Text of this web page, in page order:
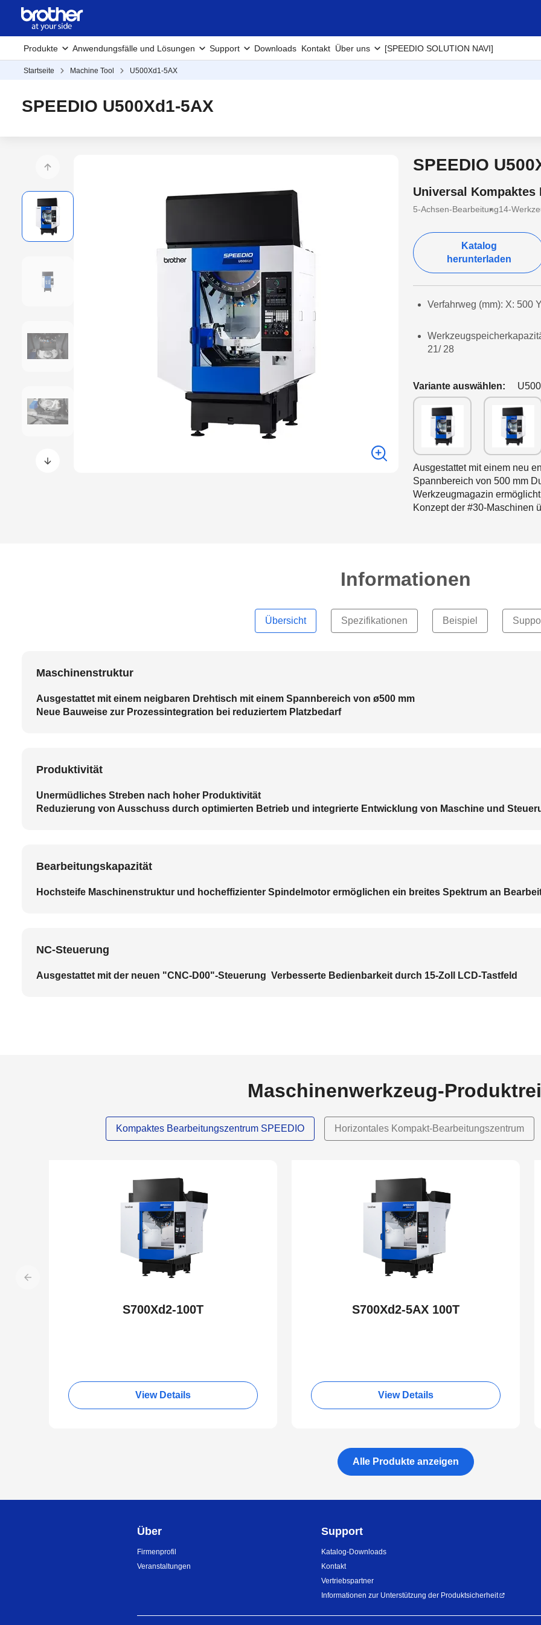
Produkte Anwendungsfälle und Lösungen Support Downloads Kontakt Über uns [SPEEDIO SOLUTION NAVI]
Startseite Machine Tool U500Xd1-5AX
SPEEDIO U500Xd1-5AX
SPEEDIO
Universal Kompaktes
5-Achsen-Bearbeitung14-
Katalog
herunterladen
Verfahrweg (mm): X: 500
21/ 28
Variante auswählen:
Ausgestattet mit einem neu
Spannbereich von 500 mm
Werkzeugmagazin
Konzept der #30-Maschinen
Informationen
Übersicht Spezifikationen Beispiel
Maschinenstruktur
Ausgestattet mit einem neigbaren Drehtisch mit einem Spannbereich von ø500 mm
Neue Bauweise zur Prozessintegration bei reduziertem Platzbedarf
Produktivität
Unermüdliches Streben nach hoher Produktivität
Reduzierung von Ausschuss durch optimierten Betrieb und integrierte Entwicklung von Maschine und
Bearbeitungskapazität
Hochsteife Maschinenstruktur und hocheffizienter Spindelmotor ermöglichen ein breites Spektrum an
NC-Steuerung
Ausgestattet mit der neuen "CNC-D00"-Steuerung Verbesserte Bedienbarkeit durch 15-Zoll LCD-Tastfeld
Maschinenwerkzeug-
Kompaktes Bearbeitungszentrum SPEEDIO Horizontales Kompakt-Bearbeitungszentrum
S700Xd2-100T
View Details
S700Xd2-5AX 100T
View Details
Alle Produkte anzeigen
Über
Firmenprofil
Veranstaltungen
Support
Katalog-Downloads
Kontakt
Vertriebspartner
Informationen zur Unterstützung der Produktsicherheit